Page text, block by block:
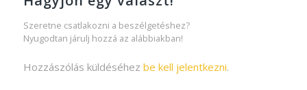
Szeretne csatlakozni a beszélgetéshez?
Nyugodtan járulj hozzá az alábbiakban!
Hozzászólás küldéséhez be kell jelentkezni.